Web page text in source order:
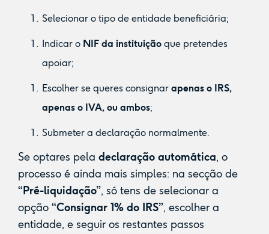
Selecionar o tipo de entidade beneficiária;
Indicar o NIF da instituiçãoque pretendes
apoiar;
Escolher se queres consignar apenas o IRS,
apenas o IVA, ou ambos;
Submeter a declaração normalmente.
Se optares pela declaração automática, o
processo é ainda mais simples: na secção de
“Pré-liquidação”, só tens de selecionar a
opção “Consignar 1% do IRS”, escolher a
entidade, e seguir os restantes passos